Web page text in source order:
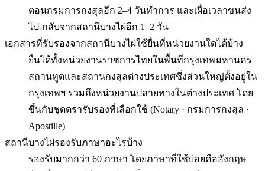
ตอนกรมการกงสุลอีก 2–4 วันทำการ และเผื่อเวลาขนส่ง
ไป-กลับจากสถานีบางไผ่อีก 1–2 วัน
เอกสารที่รับรองจากสถานีบางไผ่ใช้ยื่นที่หน่วยงานใดได้บ้าง
ยื่นได้ทั้งหน่วยงานราชการไทยในพื้นที่กรุงเทพมหานคร
สถานทูตและสถานกงสุลต่างประเทศซึ่งส่วนใหญ่ตั้งอยู่ใน
กรุงเทพฯ รวมถึงหน่วยงานปลายทางในต่างประเทศ โดย
ขึ้นกับชุดตรารับรองที่เลือกใช้ (Notary · กรมการกงสุล ·
Apostille)
สถานีบางไผ่รองรับภาษาอะไรบ้าง
รองรับมากกว่า 60 ภาษา โดยภาษาที่ใช้บ่อยคืออังกฤษ